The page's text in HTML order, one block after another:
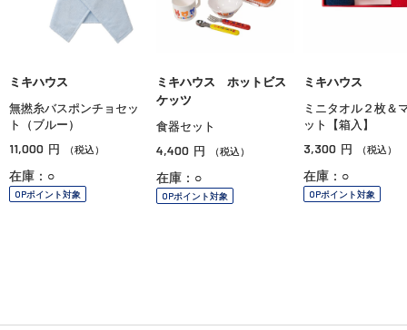
ミキハウス
無撚糸バスポンチョセッ
ト（ブルー）
11,000 円 （税込）
在庫：○
OPポイント対象
ミキハウス ホットビス
ケッツ
食器セット
4,400 円 （税込）
在庫：○
OPポイント対象
ミキハウス
ミニタオル２枚＆
ット【箱入】
3,300 円 （税込）
在庫：○
OPポイント対象